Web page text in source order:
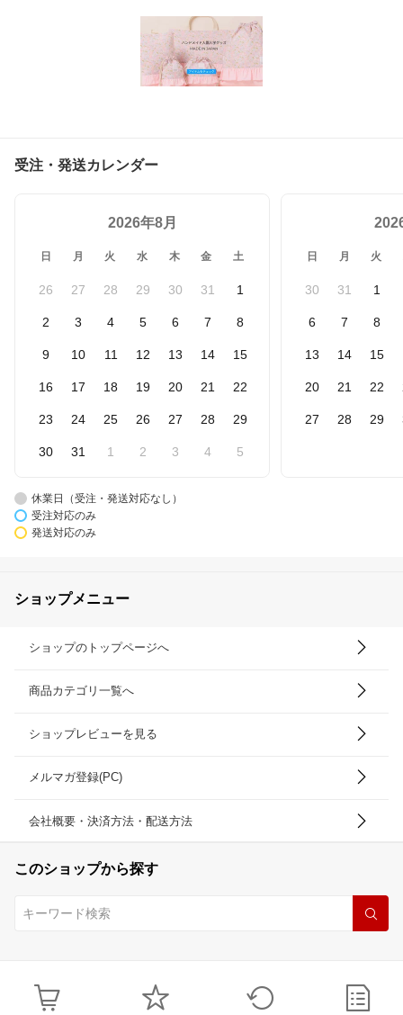
受注・発送カレンダー
2026年8月
日 月 火 水 木 金 土
26 27 28 29 30 31 1
2 3 4 5 6 7 8
9 10 11 12 13 14 15
16 17 18 19 20 21 22
23 24 25 26 27 28 29
30 31 1 2 3 4 5
日 月 火
30 31 1
6 7 8
13 14 15
20 21 22
27 28 29
休業日（受注・発送対応なし）
受注対応のみ
発送対応のみ
ショップメニュー
ショップのトップページへ
商品カテゴリ一覧へ
ショップレビューを見る
メルマガ登録(PC)
会社概要・決済方法・配送方法
このショップから探す